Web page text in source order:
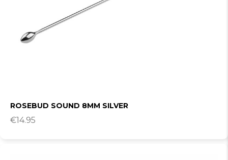
ROSEBUD SOUND 8MM SILVER
€14.95